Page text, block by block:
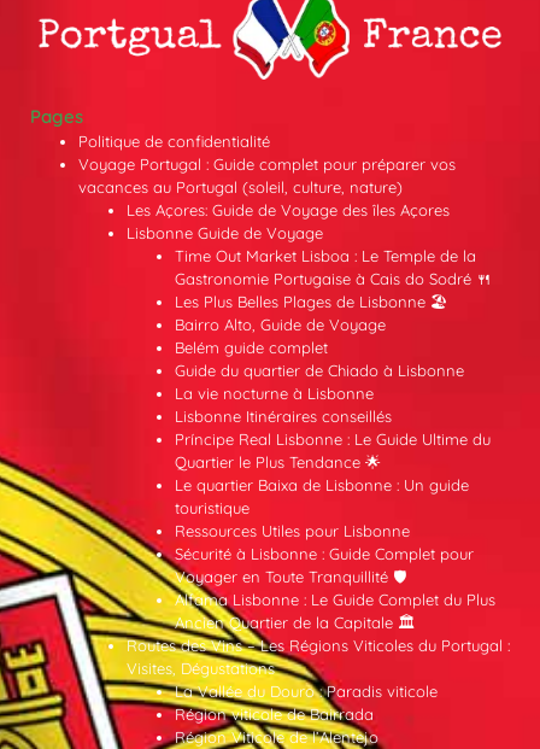
Pages
Politique de confidentialité
Voyage Portugal : Guide complet pour préparer vos
vacances au Portugal (soleil, culture, nature)
Les Açores: Guide de Voyage des îles Açores
Lisbonne Guide de Voyage
Time Out Market Lisboa : Le Temple de la
Gastronomie Portugaise à Cais do Sodré 🍴
Les Plus Belles Plages de Lisbonne 🏖️
Bairro Alto, Guide de Voyage
Belém guide complet
Guide du quartier de Chiado à Lisbonne
La vie nocturne à Lisbonne
Lisbonne Itinéraires conseillés
Príncipe Real Lisbonne : Le Guide Ultime du
Quartier le Plus Tendance 🌟
Le quartier Baixa de Lisbonne : Un guide
touristique
Ressources Utiles pour Lisbonne
Sécurité à Lisbonne : Guide Complet pour
Voyager en Toute Tranquillité 🛡️
Alfama Lisbonne : Le Guide Complet du Plus
Ancien Quartier de la Capitale 🏛️
Routes des Vins – Les Régions Viticoles du Portugal :
Visites, Dégustations
La Vallée du Douro : Paradis viticole
Région viticole de Bairrada
Région Viticole de l’Alentejo